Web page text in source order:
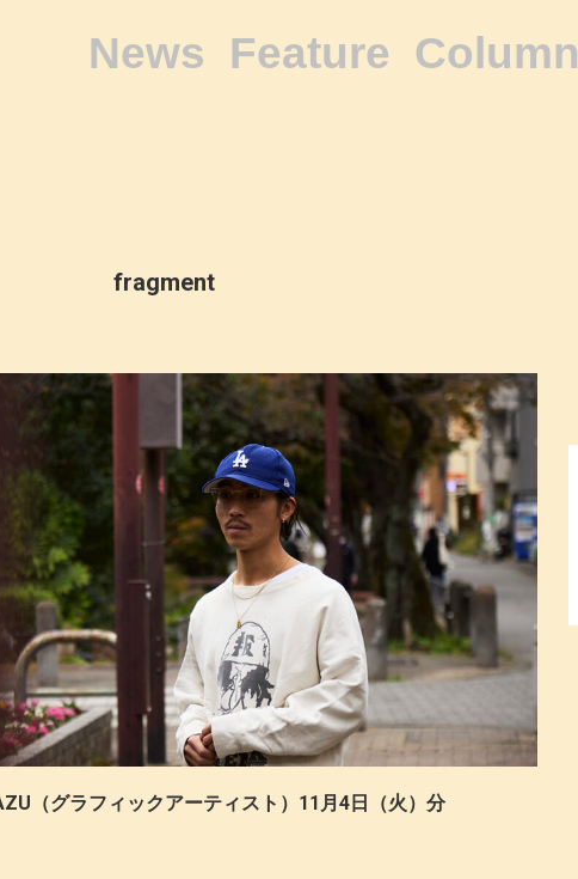
News Feature Column
fragment
（グラフィックアーティスト）11月4日（火）分